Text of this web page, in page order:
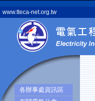
www.tteca-net.org.tw
各辦事處資訊區